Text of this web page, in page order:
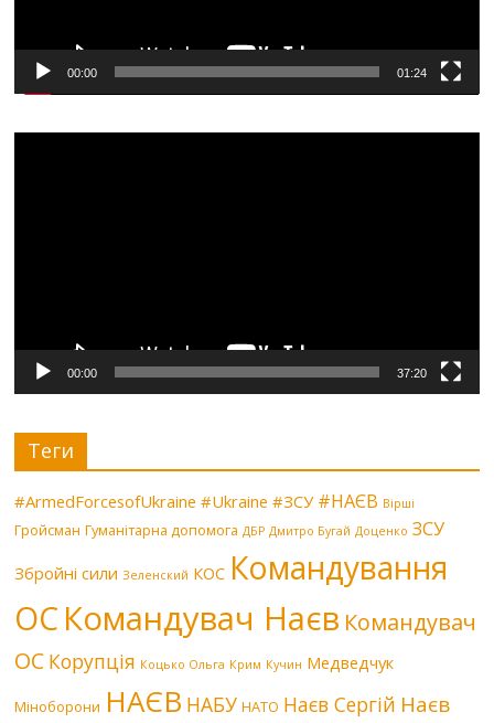
00:00 01:24
00:00 37:20
Теги
#ArmedForcesofUkraine #Ukraine #ЗСУ #НАЄВ Вірші
Гройсман Гуманітарна допомога ДБР Дмитро Бугай Доценко ЗСУ
Збройні сили Зеленский КОС Командування
ОС Командувач Наєв Командувач
ОС Корупція Коцько Ольга Крим Кучин Медведчук
Міноборони НАЄВ НАБУ НАТО Наєв Сергій Наєв